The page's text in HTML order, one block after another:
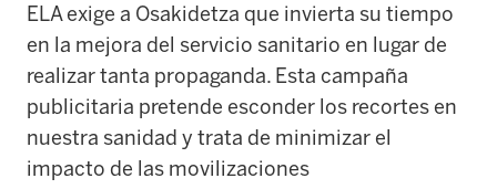
ELA exige a Osakidetza que invierta su tiempo
en la mejora del servicio sanitario en lugar de
realizar tanta propaganda. Esta campaña
publicitaria pretende esconder los recortes en
nuestra sanidad y trata de minimizar el
impacto de las movilizaciones